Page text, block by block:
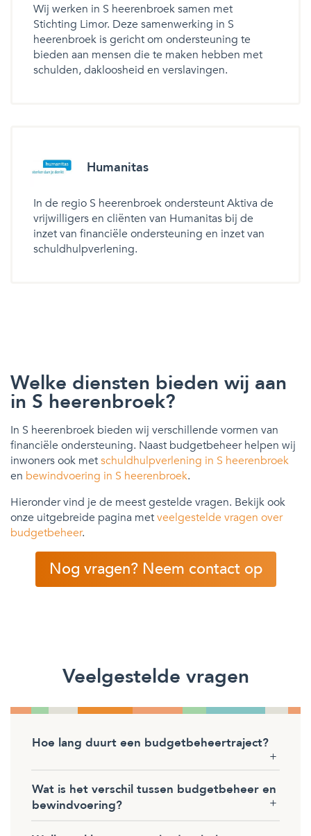
Wij werken in S heerenbroek samen met
Stichting Limor. Deze samenwerking in S
heerenbroek is gericht om ondersteuning te
bieden aan mensen die te maken hebben met
schulden, dakloosheid en verslavingen.
Humanitas
In de regio S heerenbroek ondersteunt Aktiva de
vrijwilligers en cliënten van Humanitas bij de
inzet van financiële ondersteuning en inzet van
schuldhulpverlening.
Welke diensten bieden wij aan
in S heerenbroek?
In S heerenbroek bieden wij verschillende vormen van
financiële ondersteuning. Naast budgetbeheer helpen wij
inwoners ook metschuldhulpverlening in S heerenbroek
en bewindvoering in S heerenbroek.
Hieronder vind je de meest gestelde vragen. Bekijk ook
onze uitgebreide pagina metveelgestelde vragen over
budgetbeheer.
Nog vragen? Neem contact op
Veelgestelde vragen
Hoe lang duurt een budgetbeheertraject?
Wat is het verschil tussen budgetbeheer en
bewindvoering?